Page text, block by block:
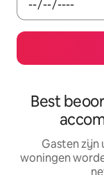
Best
Gasten zijn
woningen